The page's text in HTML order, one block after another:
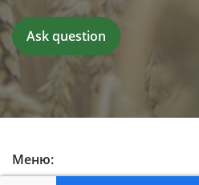
Меню: